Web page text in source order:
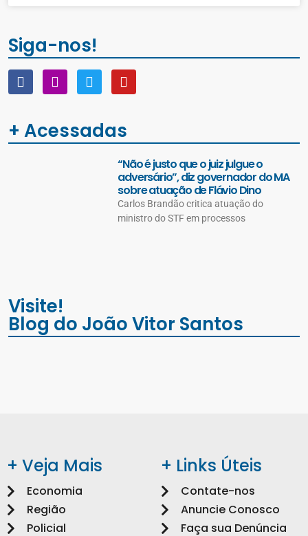
Siga-nos!
+ Acessadas
“Não é justo que o juiz julgue o
adversário”, diz governador do MA
sobre atuação de Flávio Dino
Carlos Brandão critica atuação do
ministro do STF em processos
Visite!
Blog do João Vitor Santos
+ Veja Mais
Economia
Região
Policial
+ Links Úteis
Contate-nos
Anuncie Conosco
Faça sua Denúncia